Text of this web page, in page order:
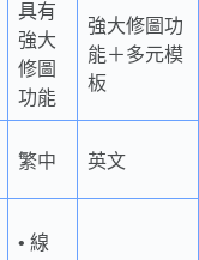
具有
強大
修圖
功能
強大修圖功
能＋多元模
板
繁中 英文
• 線